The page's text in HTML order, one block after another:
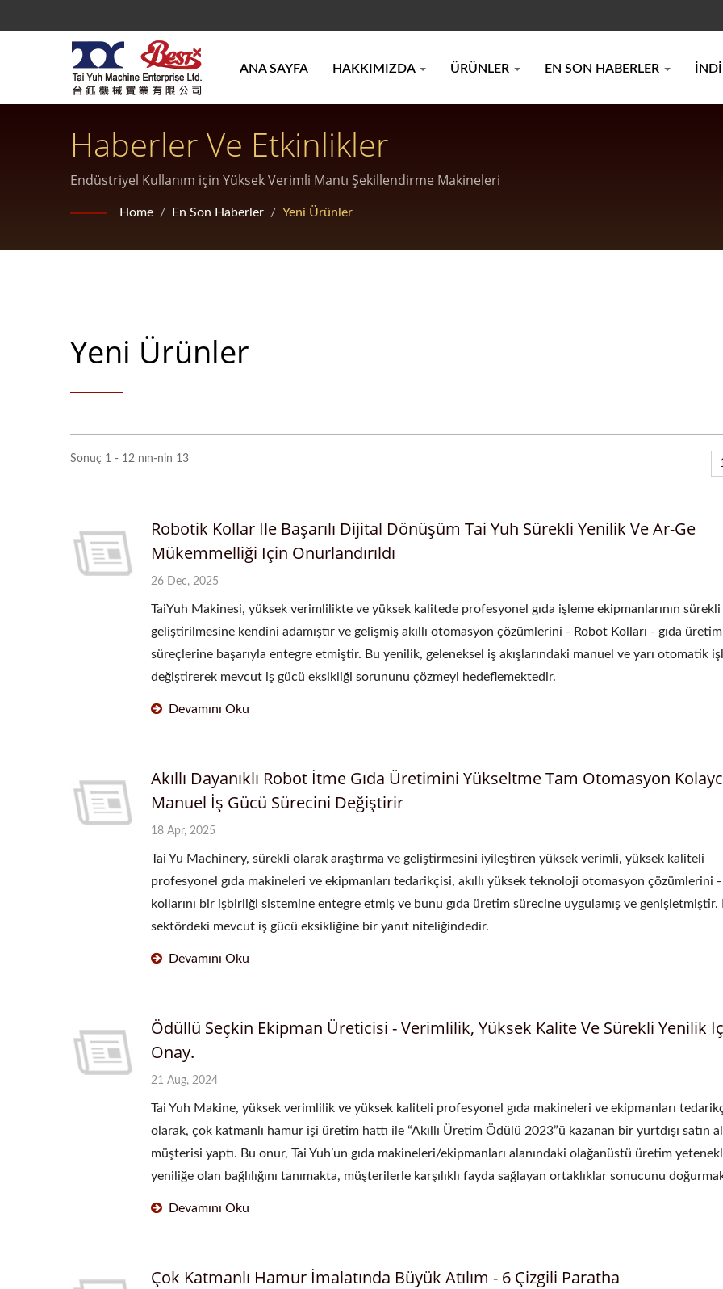
ANA SAYFA HAKKIMIZDA ÜRÜNLER EN SON HABERLER
Haberler Ve Etkinlikler
Endüstriyel Kullanım için Yüksek Verimli Mantı Şekillendirme Makineleri
Home / En Son Haberler / Yeni Ürünler
Yeni Ürünler
Sonuç 1 - 12 nın-nin 13
Robotik Kollar Ile Başarılı Dijital Dönüşüm Tai Yuh Sürekli Yenilik Ve Ar-Ge
Mükemmelliği Için Onurlandırıldı
26 Dec, 2025
TaiYuh Makinesi, yüksek verimlilikte ve yüksek kalitede profesyonel gıda işleme ekipmanlarının sürekli
geliştirilmesine kendini adamıştır ve gelişmiş akıllı otomasyon çözümlerini - Robot Kolları - gıda üretim
süreçlerine başarıyla entegre etmiştir. Bu yenilik, geleneksel iş akışlarındaki manuel ve yarı otomatik
değiştirerek mevcut iş gücü eksikliği sorununu çözmeyi hedeflemektedir.
Devamını Oku
Akıllı Dayanıklı Robot İtme Gıda Üretimini Yükseltme Tam Otomasyon
Manuel İş Gücü Sürecini Değiştirir
18 Apr, 2025
Tai Yu Machinery, sürekli olarak araştırma ve geliştirmesini iyileştiren yüksek verimli, yüksek kaliteli
profesyonel gıda makineleri ve ekipmanları tedarikçisi, akıllı yüksek teknoloji otomasyon çözümlerini
kollarını bir işbirliği sistemine entegre etmiş ve bunu gıda üretim sürecine uygulamış ve genişletmiştir.
sektördeki mevcut iş gücü eksikliğine bir yanıt niteliğindedir.
Devamını Oku
Ödüllü Seçkin Ekipman Üreticisi - Verimlilik, Yüksek Kalite Ve Sürekli Yenilik
Onay.
21 Aug, 2024
Tai Yuh Makine, yüksek verimlilik ve yüksek kaliteli profesyonel gıda makineleri ve ekipmanları
olarak, çok katmanlı hamur işi üretim hattı ile “Akıllı Üretim Ödülü 2023”ü kazanan bir yurtdışı satın
müşterisi yaptı. Bu onur, Tai Yuh’un gıda makineleri/ekipmanları alanındaki olağanüstü üretim
yeniliğe olan bağlılığını tanımakta, müşterilerle karşılıklı fayda sağlayan ortaklıklar sonucunu
Devamını Oku
Çok Katmanlı Hamur İmalatında Büyük Atılım - 6 Çizgili Paratha